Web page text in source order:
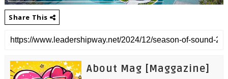
Share This
About Mag [Maggazine]